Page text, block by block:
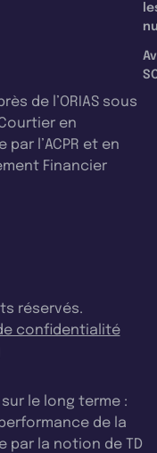
de l’ORIAS sous
en
l’ACPR et en
Financier
réservés.
confidentialité
le long terme :
de la
par la notion de TD